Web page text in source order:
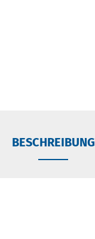
BESCHREIBUNG